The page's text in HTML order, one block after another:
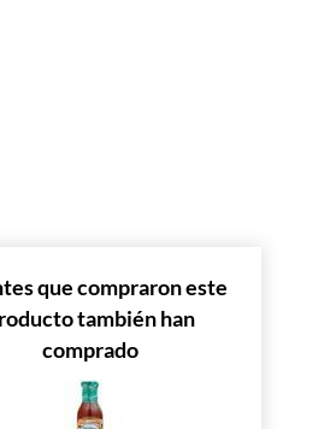
que compraron este
también han
comprado